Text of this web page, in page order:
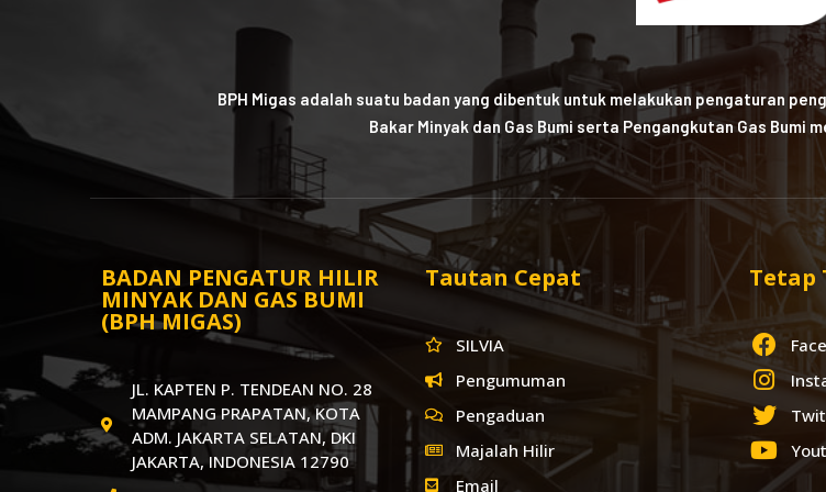
BPH Migas adalah suatu badan yang dibentuk untuk melakukan pengaturan
Bakar Minyak dan Gas Bumi serta Pengangkutan Gas Bumi
BADAN PENGATUR HILIR
MINYAK DAN GAS BUMI
(BPH MIGAS)
JL. KAPTEN P. TENDEAN NO. 28
MAMPANG PRAPATAN, KOTA
ADM. JAKARTA SELATAN, DKI
JAKARTA, INDONESIA 12790
Tautan Cepat
SILVIA
Pengumuman
Pengaduan
Majalah Hilir
Email
Tetap